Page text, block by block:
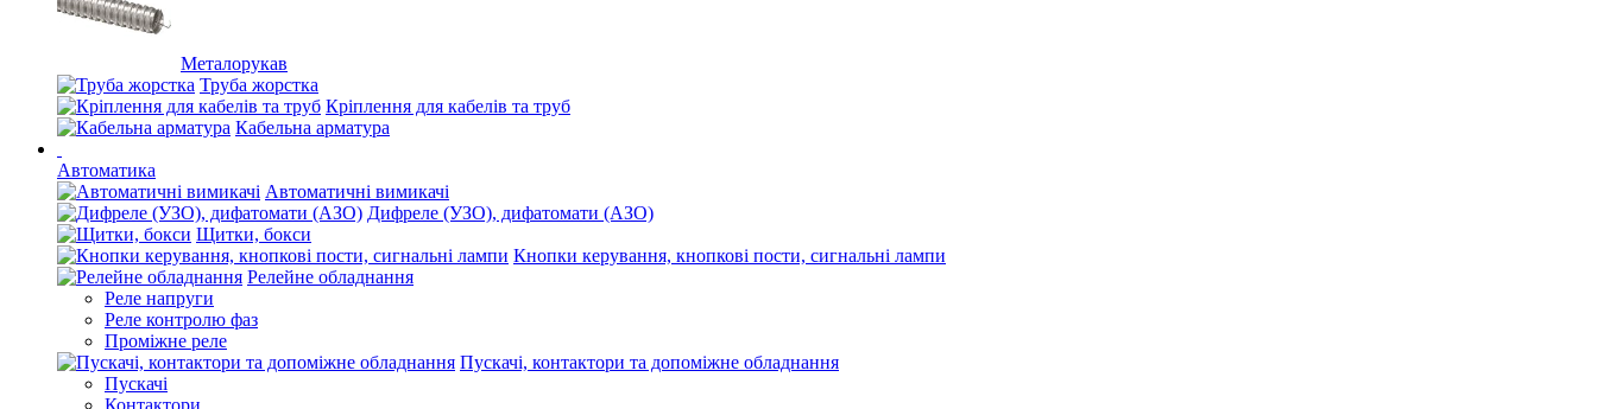
Металорукав
Труба жорстка
Кріплення для кабелів та труб
Кабельна арматура
Автоматика
Автоматичні вимикачі
Дифреле (УЗО), дифатомати (АЗО)
Щитки, бокси
Кнопки керування, кнопкові пости, сигнальні лампи
Релейне обладнання
Реле напруги
Реле контролю фаз
Проміжне реле
Пускачі, контактори та допоміжне обладнання
Пускачі
Контактори